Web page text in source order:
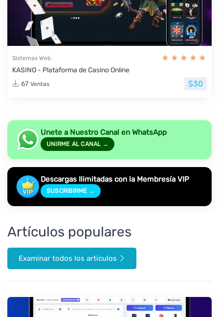
Sistemas Web
KASINO - Plataforma de Casino Online
67 Ventas $30
Unete a Nuestro Canal en WhatsApp
UNIRME AL CANAL →
Descargas Ilimitadas con la Membresía VIP
SUSCRIBIRME →
Artículos populares
Examinar todos los artículos